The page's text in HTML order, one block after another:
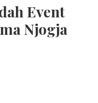
Event
Njogja